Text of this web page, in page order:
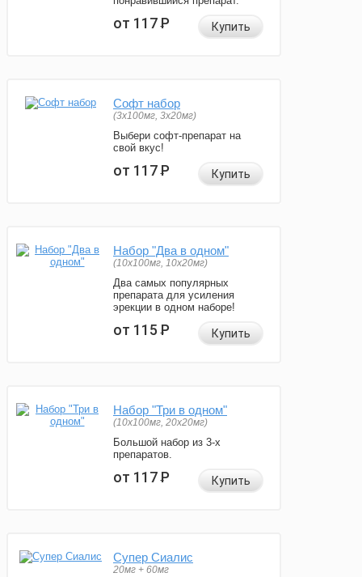
от 117Р Купить
Софт набор
(3x100мг, 3x20мг)
Выбери софт-препарат на
свой вкус!
от 117Р Купить
Набор "Два в одном"
(10x100мг, 10x20мг)
Два самых популярных
препарата для усиления
эрекции в одном наборе!
от 115Р Купить
Набор "Три в одном"
(10x100мг, 20x20мг)
Большой набор из 3-х
препаратов.
от 117Р Купить
Супер Сиалис
20мг + 60мг